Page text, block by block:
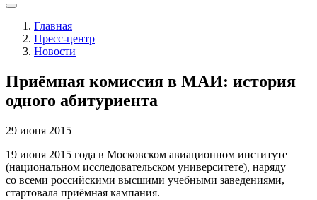
Главная
Пресс-центр
Новости
Приёмная комиссия в МАИ: история
одного абитуриента
29 июня 2015
19 июня 2015 года в Московском авиационном институте
(национальном исследовательском университете), наряду
со всеми российскими высшими учебными заведениями,
стартовала приёмная кампания.